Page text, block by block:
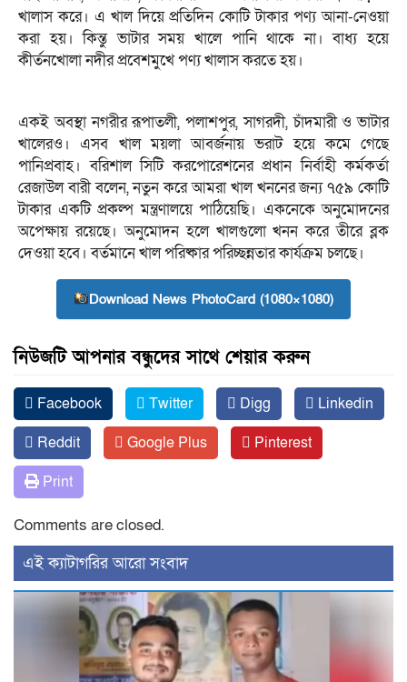
খালাস করে। এ খাল দিয়ে প্রতিদিন কোটি টাকার পণ্য আনা-নেওয়া
করা হয়। কিন্তু ভাটার সময় খালে পানি থাকে না। বাধ্য হয়ে
কীর্তনখোলা নদীর প্রবেশমুখে পণ্য খালাস করতে হয়।
একই অবস্থা নগরীর রূপাতলী, পলাশপুর, সাগরদী, চাঁদমারী ও ভাটার
খালেরও। এসব খাল ময়লা আবর্জনায় ভরাট হয়ে কমে গেছে
পানিপ্রবাহ। বরিশাল সিটি করপোরেশনের প্রধান নির্বাহী কর্মকর্তা
রেজাউল বারী বলেন, নতুন করে আমরা খাল খননের জন্য ৭৫৯ কোটি
টাকার একটি প্রকল্প মন্ত্রণালয়ে পাঠিয়েছি। একনেকে অনুমোদনের
অপেক্ষায় রয়েছে। অনুমোদন হলে খালগুলো খনন করে তীরে ব্লক
দেওয়া হবে। বর্তমানে খাল পরিষ্কার পরিচ্ছন্নতার কার্যক্রম চলছে।
Download News PhotoCard (1080×1080)
নিউজটি আপনার বন্ধুদের সাথে শেয়ার করুন
Facebook Twitter Digg
Linkedin
Reddit
Google Plus
Pinterest
Print
Comments are closed.
‍এই ক্যাটাগরির ‍আরো সংবাদ